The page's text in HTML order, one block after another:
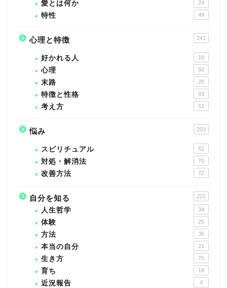
愛とは何か 24
特性 49
心理と特徴 241
好かれる人 19
心理 50
末路 28
特徴と性格 93
考え方 51
悩み 203
スピリチュアル 61
対処・解消法 70
改善方法 72
自分を知る 221
人生哲学 34
体験 25
方法 36
本当の自分 21
生き方 75
育ち 19
近況報告 4